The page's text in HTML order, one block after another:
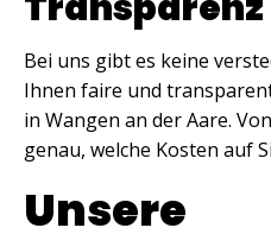
Bei uns gibt es keine
Ihnen faire und
in Wangen an der Aare.
genau, welche Kosten auf
Unsere